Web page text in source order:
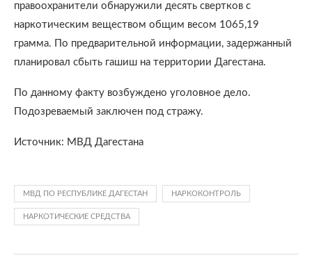
правоохранители обнаружили десять свертков с
наркотическим веществом общим весом 1065,19
грамма. По предварительной информации, задержанный
планировал сбыть гашиш на территории Дагестана.
По данному факту возбуждено уголовное дело.
Подозреваемый заключен под стражу.
Источник: МВД Дагестана
МВД ПО РЕСПУБЛИКЕ ДАГЕСТАН НАРКОКОНТРОЛЬ
НАРКОТИЧЕСКИЕ СРЕДСТВА